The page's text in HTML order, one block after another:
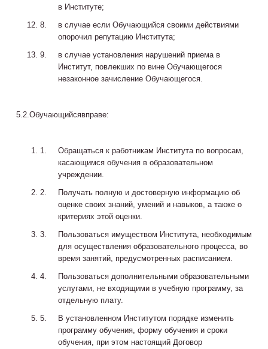
в Институте;
в случае если Обучающийся своими действиями
опорочил репутацию Института;
в случае установления нарушений приема в
Институт, повлекших по вине Обучающегося
незаконное зачисление Обучающегося.
5.2.Обучающийсявправе:
Обращаться к работникам Института по вопросам,
касающимся обучения в образовательном
учреждении.
Получать полную и достоверную информацию об
оценке своих знаний, умений и навыков, а также о
критериях этой оценки.
Пользоваться имуществом Института, необходимым
для осуществления образовательного процесса, во
время занятий, предусмотренных расписанием.
Пользоваться дополнительными образовательными
услугами, не входящими в учебную программу, за
отдельную плату.
В установленном Институтом порядке изменить
программу обучения, форму обучения и сроки
обучения, при этом настоящий Договор